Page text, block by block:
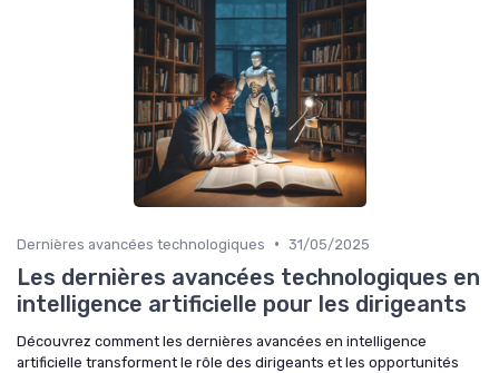
Dernières avancées technologiques • 31/05/2025
Les dernières avancées technologiques en
intelligence artificielle pour les dirigeants
Découvrez comment les dernières avancées en intelligence
artificielle transforment le rôle des dirigeants et les opportunités